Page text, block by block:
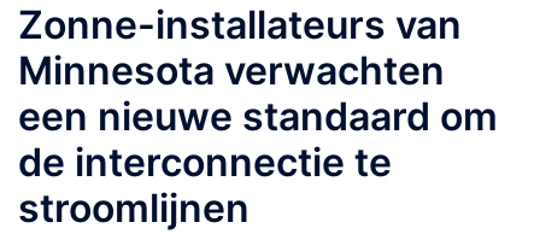
Zonne-installateurs van
Minnesota verwachten
een nieuwe standaard om
de interconnectie te
stroomlijnen